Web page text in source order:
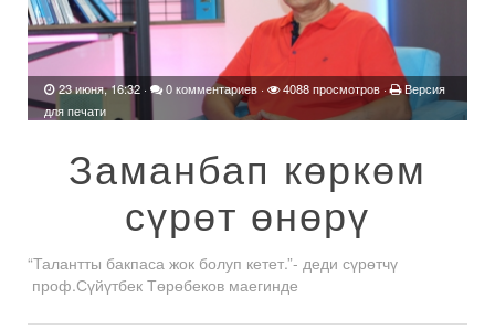
23 июня, 16:32 · 0 комментариев · 4088 просмотров ·
Версия
для печати
Заманбап көркөм
сүрөт өнөрү
“Талантты бакпаса жок болуп кетет.”- деди сүрөтчү
проф.Сүйүтбек Төрөбеков маегинде